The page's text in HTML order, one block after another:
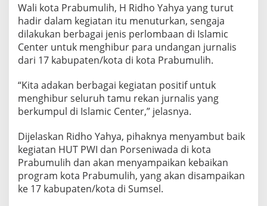
Wali kota Prabumulih, H Ridho Yahya yang turut
hadir dalam kegiatan itu menuturkan, sengaja
dilakukan berbagai jenis perlombaan di Islamic
Center untuk menghibur para undangan jurnalis
dari 17 kabupaten/kota di kota Prabumulih.
“Kita adakan berbagai kegiatan positif untuk
menghibur seluruh tamu rekan jurnalis yang
berkumpul di Islamic Center,” jelasnya.
Dijelaskan Ridho Yahya, pihaknya menyambut baik
kegiatan HUT PWI dan Porseniwada di kota
Prabumulih dan akan menyampaikan kebaikan
program kota Prabumulih, yang akan disampaikan
ke 17 kabupaten/kota di Sumsel.